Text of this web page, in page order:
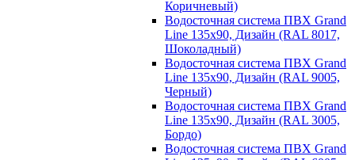
Коричневый)
Водосточная система ПВХ Grand
Line 135х90, Дизайн (RAL 8017,
Шоколадный)
Водосточная система ПВХ Grand
Line 135х90, Дизайн (RAL 9005,
Черный)
Водосточная система ПВХ Grand
Line 135х90, Дизайн (RAL 3005,
Бордо)
Водосточная система ПВХ Grand